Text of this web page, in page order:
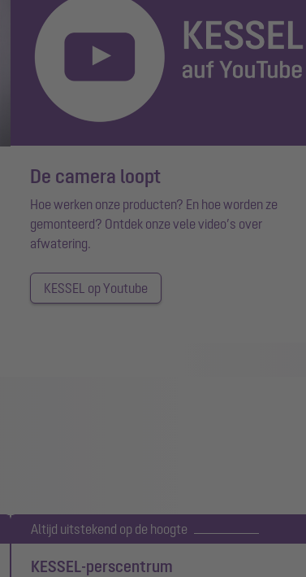
De camera loopt
Hoe werken onze producten? En hoe worden ze
gemonteerd? Ontdek onze vele video’s over
afwatering.
KESSEL op Youtube
Altijd uitstekend op de hoogte
KESSEL-perscentrum